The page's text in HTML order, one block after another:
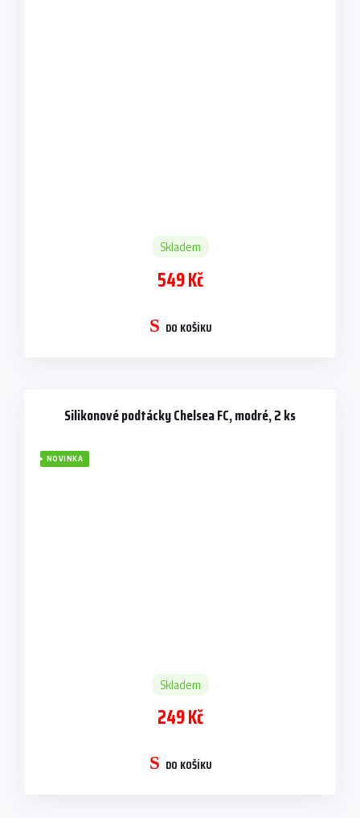
Skladem
549 Kč
DO KOŠÍKU
Silikonové podtácky Chelsea FC, modré, 2 ks
NOVINKA
Skladem
249 Kč
DO KOŠÍKU